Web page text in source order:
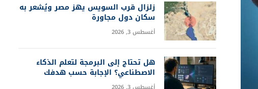
زلزال قرب السويس يهز مصر ويُشعر به
سكان دول مجاورة
أغسطس 3, 2026
هل تحتاج إلى البرمجة لتعلم الذكاء
الاصطناعي؟ الإجابة حسب هدفك